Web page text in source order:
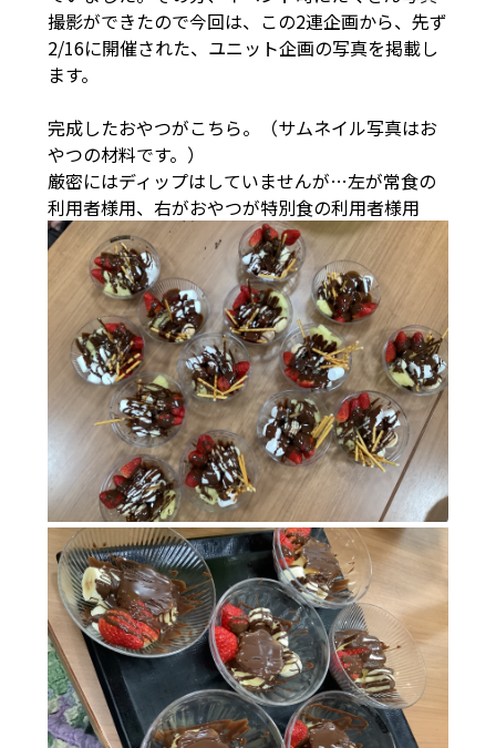
撮影ができたので今回は、この2連企画から、先ず
2/16に開催された、ユニット企画の写真を掲載し
ます。
完成したおやつがこちら。（サムネイル写真はお
やつの材料です。）
厳密にはディップはしていませんが…左が常食の
利用者様用、右がおやつが特別食の利用者様用